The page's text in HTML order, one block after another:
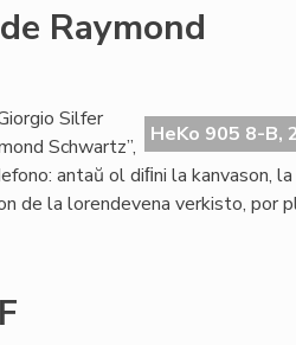
Raymond
HeKo 905 8-B,
Silfer
Schwartz”,
antaŭ ol diﬁni la kanvason,
de la lorendevena verkisto, por